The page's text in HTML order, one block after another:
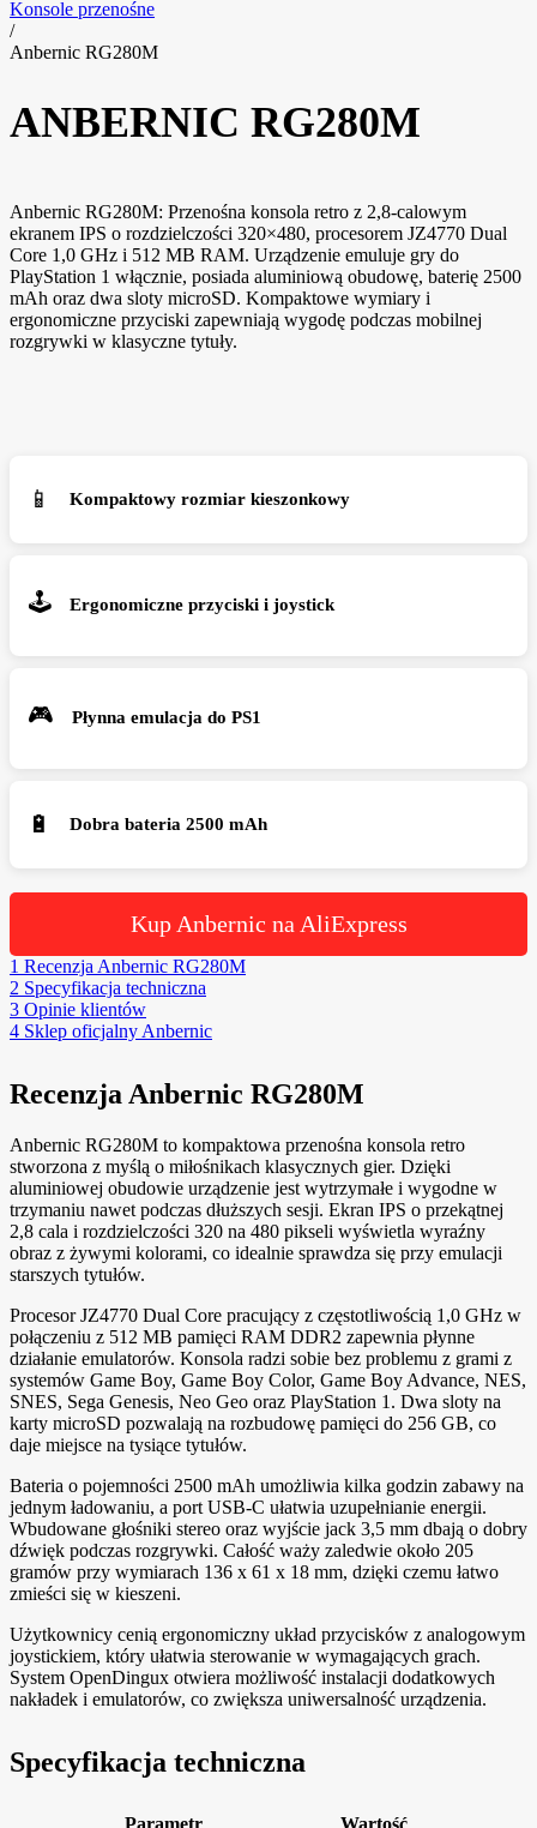
Konsole przenośne
/
Anbernic RG280M
ANBERNIC RG280M
Anbernic RG280M: Przenośna konsola retro z 2,8-calowym
ekranem IPS o rozdzielczości 320×480, procesorem JZ4770 Dual
Core 1,0 GHz i 512 MB RAM. Urządzenie emuluje gry do
PlayStation 1 włącznie, posiada aluminiową obudowę, baterię 2500
mAh oraz dwa sloty microSD. Kompaktowe wymiary i
ergonomiczne przyciski zapewniają wygodę podczas mobilnej
rozgrywki w klasyczne tytuły.
📱 Kompaktowy rozmiar kieszonkowy
🕹️ Ergonomiczne przyciski i joystick
🎮 Płynna emulacja do PS1
🔋 Dobra bateria 2500 mAh
Kup Anbernic na AliExpress
1 Recenzja Anbernic RG280M
2 Specyfikacja techniczna
3 Opinie klientów
4 Sklep oficjalny Anbernic
Recenzja Anbernic RG280M
Anbernic RG280M to kompaktowa przenośna konsola retro
stworzona z myślą o miłośnikach klasycznych gier. Dzięki
aluminiowej obudowie urządzenie jest wytrzymałe i wygodne w
trzymaniu nawet podczas dłuższych sesji. Ekran IPS o przekątnej
2,8 cala i rozdzielczości 320 na 480 pikseli wyświetla wyraźny
obraz z żywymi kolorami, co idealnie sprawdza się przy emulacji
starszych tytułów.
Procesor JZ4770 Dual Core pracujący z częstotliwością 1,0 GHz w
połączeniu z 512 MB pamięci RAM DDR2 zapewnia płynne
działanie emulatorów. Konsola radzi sobie bez problemu z grami z
systemów Game Boy, Game Boy Color, Game Boy Advance, NES,
SNES, Sega Genesis, Neo Geo oraz PlayStation 1. Dwa sloty na
karty microSD pozwalają na rozbudowę pamięci do 256 GB, co
daje miejsce na tysiące tytułów.
Bateria o pojemności 2500 mAh umożliwia kilka godzin zabawy na
jednym ładowaniu, a port USB-C ułatwia uzupełnianie energii.
Wbudowane głośniki stereo oraz wyjście jack 3,5 mm dbają o dobry
dźwięk podczas rozgrywki. Całość waży zaledwie około 205
gramów przy wymiarach 136 x 61 x 18 mm, dzięki czemu łatwo
zmieści się w kieszeni.
Użytkownicy cenią ergonomiczny układ przycisków z analogowym
joystickiem, który ułatwia sterowanie w wymagających grach.
System OpenDingux otwiera możliwość instalacji dodatkowych
nakładek i emulatorów, co zwiększa uniwersalność urządzenia.
Specyfikacja techniczna
Parametr Wartość